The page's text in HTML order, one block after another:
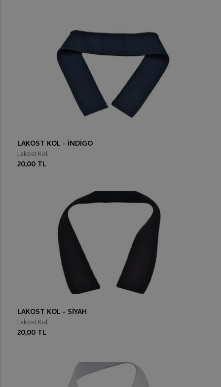
LAKOST KOL - İNDİGO
Lakost Kol
20,00 TL
LAKOST KOL - SİYAH
Lakost Kol
20,00 TL